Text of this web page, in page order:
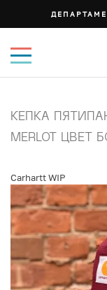
КЕПКА
MERLOT ЦВЕТ
Carhartt WIP